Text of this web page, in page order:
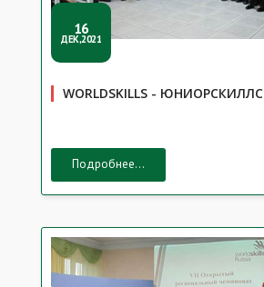
16
ДЕК,2021
WORLDSKILLS - ЮНИОРСКИЛЛС
Подробнее...